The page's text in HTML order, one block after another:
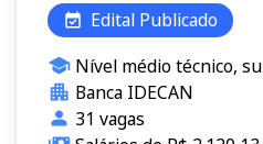
Edital Publicado
Nível médio técnico,
Banca IDECAN
31 vagas